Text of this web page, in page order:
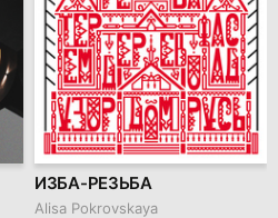
ИЗБА-РЕЗЬБА
Alisa Pokrovskaya